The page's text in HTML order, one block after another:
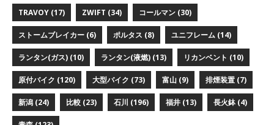
TRAVOY (17) ZWIFT (34) コールマン (30)
ストームブレイカー (6) ポルタス (8) ユニフレーム (14)
ランタン(ガス) (10) ランタン(液燃) (13) リカンベント (10)
原付バイク (120) 大型バイク (73) 富山 (9) 排煙装置 (7)
新潟 (24) 比較 (23) 石川 (196) 福井 (13) 長火鉢 (4)